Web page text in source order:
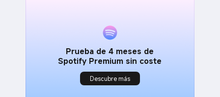
Prueba de 4 meses de
Spotify Premium sin coste
Descubre más